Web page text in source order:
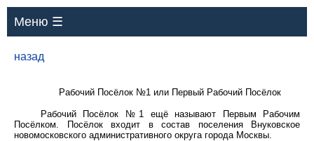
Меню ☰
назад
Рабочий Посёлок №1 или Первый Рабочий Посёлок
Рабочий Посёлок №1 ещё называют Первым Рабочим
Посёлком. Посёлок входит в состав поселения Внуковское
новомосковского административного округа города Москвы.